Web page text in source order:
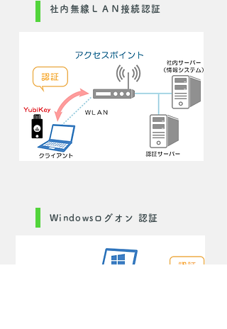
社内無線ＬＡＮ接続認証
Windowsログオン 認証